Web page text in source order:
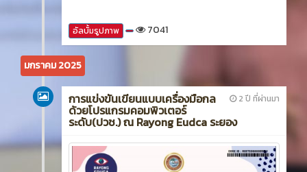
อัลบั้มรูปภาพ 7041
มกราคม 2025
2 ปี ที่ผ่านมา
การแข่งขันเขียนแบบเครื่องมือกล
ด้วยโปรแกรมคอมพิวเตอร์
ระดับ(ปวช.) ณ Rayong Eudca ระยอง